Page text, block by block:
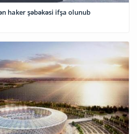
haker şəbəkəsi ifşa olunub